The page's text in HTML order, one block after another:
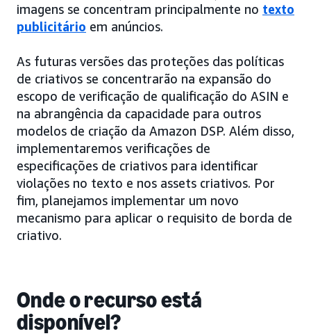
imagens se concentram principalmente no texto
publicitário em anúncios.
As futuras versões das proteções das políticas
de criativos se concentrarão na expansão do
escopo de verificação de qualificação do ASIN e
na abrangência da capacidade para outros
modelos de criação da Amazon DSP. Além disso,
implementaremos verificações de
especificações de criativos para identificar
violações no texto e nos assets criativos. Por
fim, planejamos implementar um novo
mecanismo para aplicar o requisito de borda de
criativo.
Onde o recurso está
disponível?